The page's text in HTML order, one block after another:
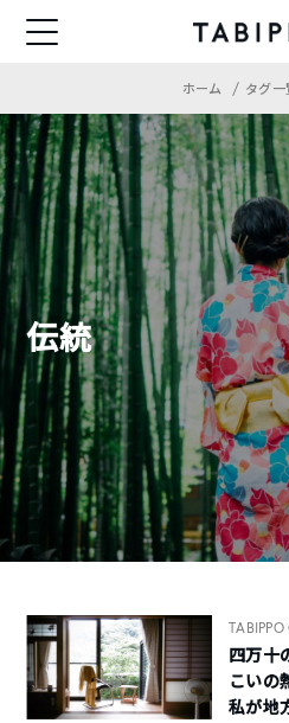
ホーム タグ一
伝統
四万十
こいの
私が地